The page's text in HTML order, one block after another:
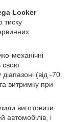
Locker
тиску
механічні
свою
(від -70
витримку при
виготовити
автомобілів, і